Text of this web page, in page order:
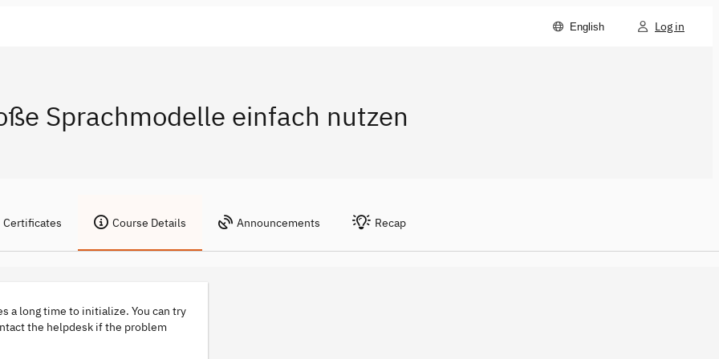
English Log in
Sprachmodelle einfach nutzen
Certificates Course Details Announcements Recap
a long time to initialize. You can try
the helpdesk if the problem